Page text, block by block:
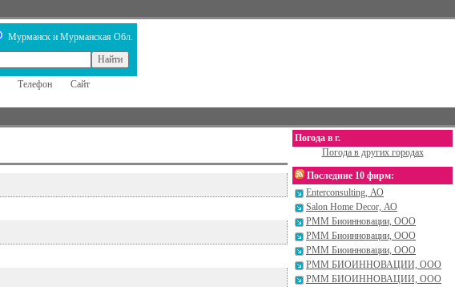
Мурманск и Мурманская Обл.
Телефон Сайт
Погода в г.
Погода в других городах
Последние 10 фирм:
Enterconsulting, АО
Salon Home Decor, АО
РММ Биоинновации, ООО
РММ Биоинновации, ООО
РММ Биоинновации, ООО
РММ БИОИННОВАЦИИ, ООО
РММ БИОИННОВАЦИИ, ООО